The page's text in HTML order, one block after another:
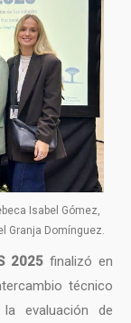
Isabel Gómez,
Granja Domínguez.
2025 finalizó en
técnico
evaluación de